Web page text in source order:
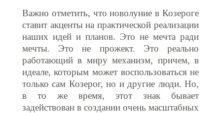
Важно отметить, что новолуние в Козероге
ставит акценты на практической реализации
наших идей и планов. Это не мечта ради
мечты. Это не прожект. Это реально
работающий в миру механизм, причем, в
идеале, которым может воспользоваться не
только сам Козерог, но и другие люди. Но,
в то же время, этот знак бывает
задействован в создании очень масштабных